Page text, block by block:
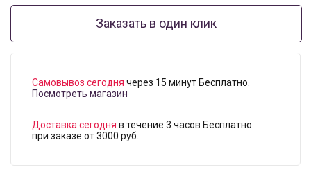
Заказать в один клик
Самовывоз сегодня через 15 минут Бесплатно.
Посмотреть магазин
Доставка сегодня в течение 3 часов Бесплатно
при заказе от 3000 руб.